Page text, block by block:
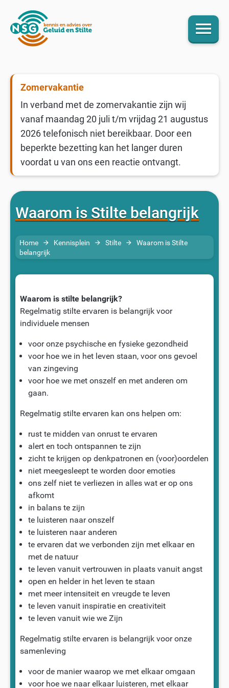
menu
Zomervakantie
In verband met de zomervakantie zijn wij
vanaf maandag 20 juli t/m vrijdag 21 augustus
2026 telefonisch niet bereikbaar. Door een
beperkte bezetting kan het langer duren
voordat u van ons een reactie ontvangt.
Waarom is Stilte belangrijk
Home arrow_forward Kennisplein arrow_forward Stilte arrow_forward
Waarom is Stilte
belangrijk
Waarom is stilte belangrijk?
Regelmatig stilte ervaren is belangrijk voor
individuele mensen
voor onze psychische en fysieke gezondheid
voor hoe we in het leven staan, voor ons gevoel
van zingeving
voor hoe we met onszelf en met anderen om
gaan.
Regelmatig stilte ervaren kan ons helpen om:
rust te midden van onrust te ervaren
alert en toch ontspannen te zijn
zicht te krijgen op denkpatronen en (voor)oordelen
niet meegesleept te worden door emoties
ons zelf niet te verliezen in alles wat er op ons
afkomt
in balans te zijn
te luisteren naar onszelf
te luisteren naar anderen
te ervaren dat we verbonden zijn met elkaar en
met de natuur
te leven vanuit vertrouwen in plaats vanuit angst
open en helder in het leven te staan
met meer intensiteit en vreugde te leven
te leven vanuit inspiratie en creativiteit
te leven vanuit wie we Zijn
Regelmatig stilte ervaren is belangrijk voor onze
samenleving
voor de manier waarop we met elkaar omgaan
voor hoe we naar elkaar luisteren, met elkaar